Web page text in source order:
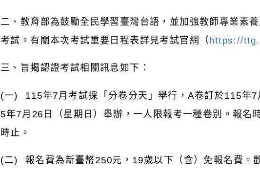
二、教育部為鼓勵全民學習臺灣台語，並加強教師專業素
考試。有關本次考試重要日程表詳見考試官網（https://
三、旨揭認證考試相關訊息如下：
(一) 115年7月考試採「分卷分天」舉行，A卷訂於115年7
5年7月 26 日（星期日）舉辦，一人限報考一種卷別。報名
時止。
(二) 報名費為新臺幣250元， 19歲以下（含）免報名費。